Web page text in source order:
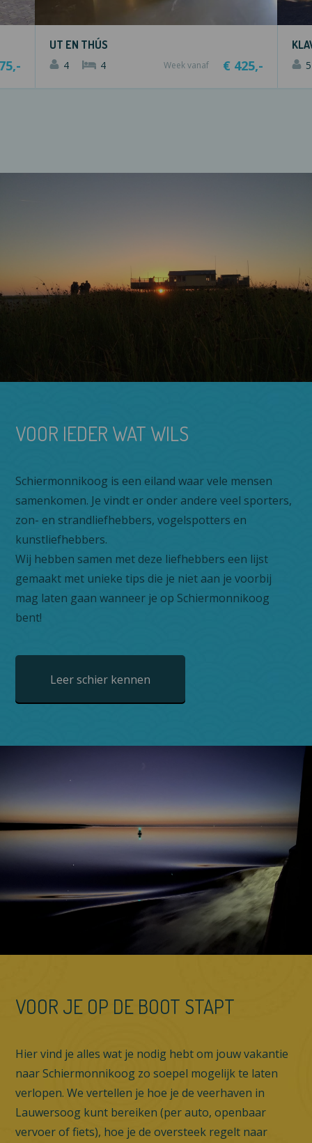
UT EN THÚS
4 4 Week vanaf € 425,- 5
VOOR IEDER WAT WILS
Schiermonnikoog is een eiland waar vele mensen
samenkomen. Je vindt er onder andere veel sporters,
zon- en strandliefhebbers, vogelspotters en
kunstliefhebbers.
Wij hebben samen met deze liefhebbers een lijst
gemaakt met unieke tips die je niet aan je voorbij
mag laten gaan wanneer je op Schiermonnikoog
bent!
Leer schier kennen
VOOR JE OP DE BOOT STAPT
Hier vind je alles wat je nodig hebt om jouw vakantie
naar Schiermonnikoog zo soepel mogelijk te laten
verlopen. We vertellen je hoe je de veerhaven in
Lauwersoog kunt bereiken (per auto, openbaar
vervoer of fiets), hoe je de oversteek regelt naar